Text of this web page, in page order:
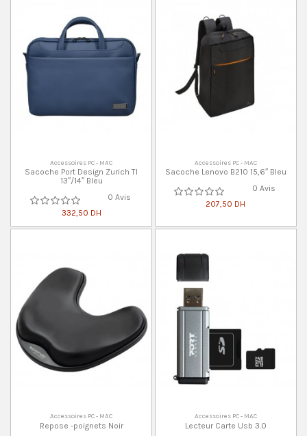
Accessoires PC - MAC
Sacoche Port Design Zurich Tl
13″/14″ Bleu
0 Avis
332,50 DH
Accessoires PC - MAC
Sacoche Lenovo B210 15,6″ Bleu
0 Avis
207,50 DH
Accessoires PC - MAC
Repose -poignets Noir
Accessoires PC - MAC
Lecteur Carte Usb 3.0